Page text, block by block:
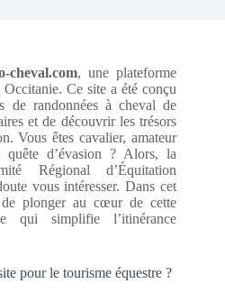
cheval.com, une plateforme
Ce site a été conçu
de randonnées à cheval de
et de découvrir les trésors
Vous êtes cavalier, amateur
d’évasion ? Alors, la
Régional d’Équitation
vous intéresser. Dans cet
plonger au cœur de cette
qui simplifie l’itinérance
pour le tourisme équestre ?